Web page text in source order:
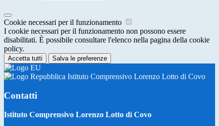
Cookie necessari per il funzionamento
I cookie necessari per il funzionamento non possono essere
disabilitati. È possibile consultare l'elenco nella pagina della cookie
policy.
Accetta tutti Salva le preferenze
Istituto Comprensivo Lorenzo Lotto di Covo
Contatti
Istituto Comprensivo Lorenzo Lotto di Covo